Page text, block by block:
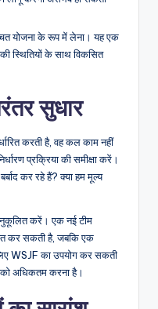
योजना के रूप में लेना। यह एक
की स्थितियों के साथ विकसित
सुधार
करती है, वह कल काम नहीं
प्रक्रिया की समीक्षा करें।
कर रहे हैं? क्या हम मूल्य
करें। एक नई टीम
कर सकती है, जबकि एक
WSJF का उपयोग कर सकती
को अधिकतम करना है।